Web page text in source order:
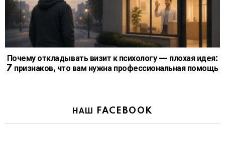
Почему откладывать визит к психологу — плохая идея:
7 признаков, что вам нужна профессиональная помощь
НАШ FACEBOOK